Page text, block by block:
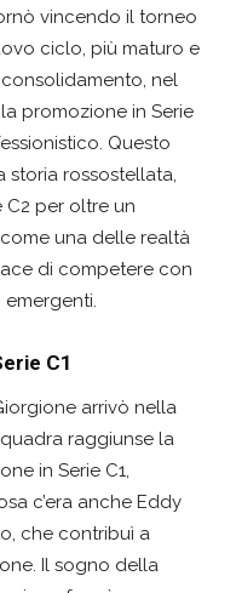
vincendo il torneo
ciclo, più maturo e
nel
promozione in Serie
Questo
storia rossostellata,
C2 per oltre un
una delle realtà
di competere con
C1
arrivò nella
raggiunse la
in Serie C1,
c’era anche Eddy
che contribuì a
Il sogno della